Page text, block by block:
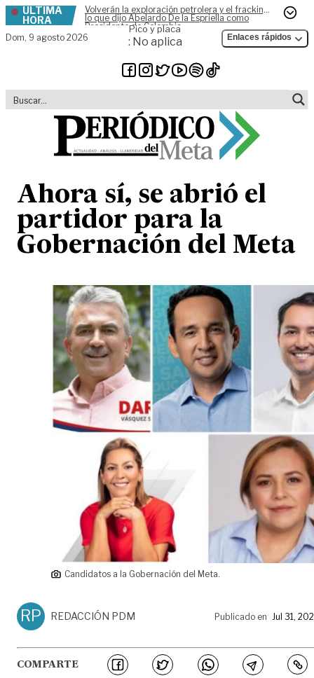
Skip to content
ÚLTIMA
HORA
Volverán la exploración petrolera y el fracking,
lo que dijo Abelardo De la Espriella como
Presidente de Colombia
Dom, 9 agosto 2026
Pico y placa
: No aplica Enlaces rápidos
Ahora sí, se abrió el
partidor para la
Gobernación del Meta
Candidatos a la Gobernación del Meta.
RP REDACCIÓN PDM Publicado en Jul 31,
COMPARTE